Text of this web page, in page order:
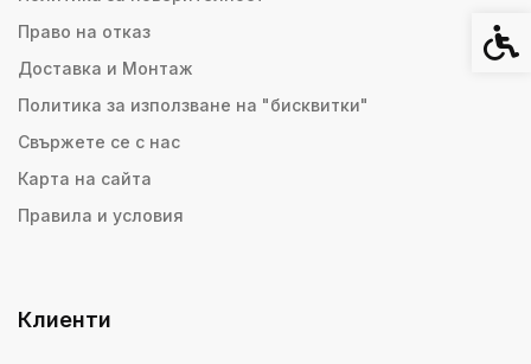
Право на отказ
Доставка и Монтаж
Политика за използване на "бисквитки"
Свържете се с нас
Карта на сайта
Правила и условия
Клиенти